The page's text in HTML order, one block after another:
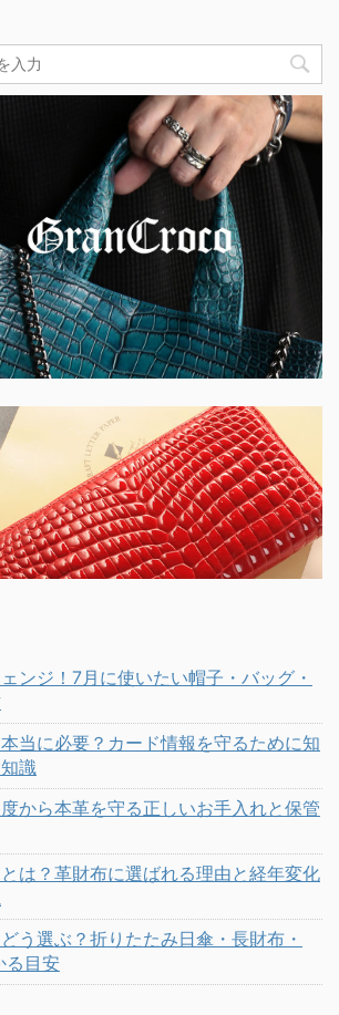
ンジ！7月に使いたい帽子・バッグ・
当に必要？カード情報を守るために知
識
から本革を守る正しいお手入れと保管
は？革財布に選ばれる理由と経年変化
う選ぶ？折りたたみ日傘・長財布・
る目安